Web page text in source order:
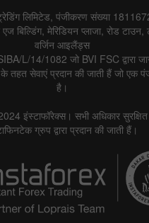
लिमिटेड, पंजीकरण संख्या
बिल्डिंग, मेरिडियन प्लाजा, रोड टाउन,
वर्जिन आइलैंड्स
L/14/1082 जो BVI FSC द्वारा
तहत सेवाएं प्रदान की जाती हैं जो एक
है।
इंस्टाफॉरेक्स। सभी अधिकार
ग्रुप द्वारा प्रदान की जाती हैं।